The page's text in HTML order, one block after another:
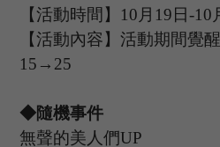
【活動時間】 10 月 19 日-10
【活動內容】活動期間覺
15→25
◆隨機事件
無聲的美人們UP